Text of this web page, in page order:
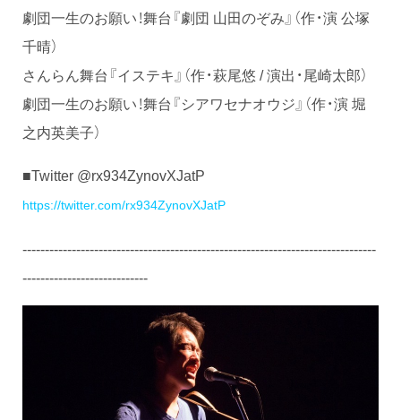
劇団一生のお願い！舞台『劇団 山田のぞみ』（作・演 公塚
千晴）
さんらん舞台『イステキ』（作・萩尾悠 / 演出・尾崎太郎）
劇団一生のお願い！舞台『シアワセナオウジ』（作・演 堀
之内英美子）
■Twitter @rx934ZynovXJatP
https://twitter.com/rx934ZynovXJatP
-------------------------------------------------------------------------------
----------------------------